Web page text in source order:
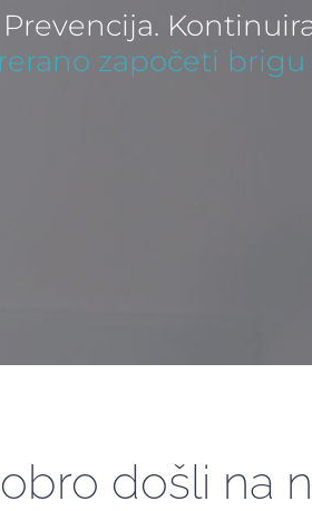
započeti brigu
došli na